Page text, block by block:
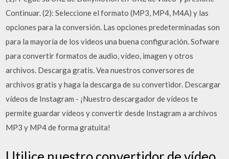
Continuar. (2): Seleccione el formato (MP3, MP4, M4A) y las
opciones para la conversión. Las opciones predeterminadas son
para la mayoría de los videos una buena configuración. Sofware
para convertir formatos de audio, vídeo, imagen y otros
archivos. Descarga gratis. Vea nuestros conversores de
archivos gratis y haga la descarga de su convertidor. Descargar
vídeos de Instagram - ¡Nuestro descargador de vídeos te
permite guardar vídeos y convertir desde Instagram a archivos
MP3 y MP4 de forma gratuita!